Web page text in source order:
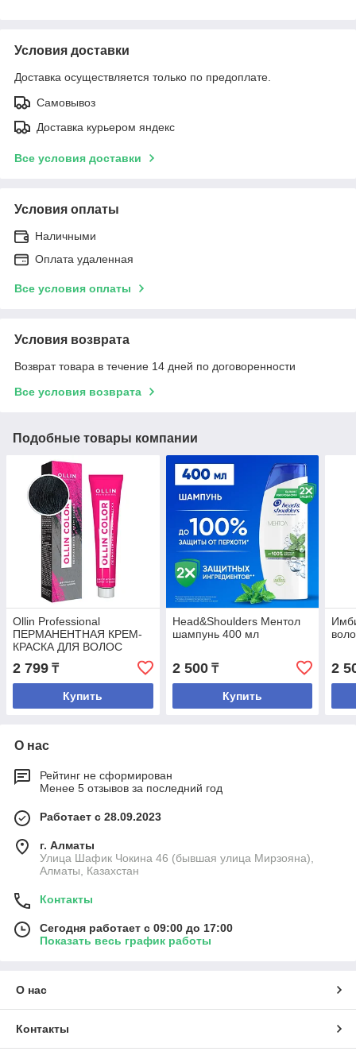
Условия доставки
Доставка осуществляется только по предоплате.
Самовывоз
Доставка курьером яндекс
Все условия доставки
Условия оплаты
Наличными
Оплата удаленная
Все условия оплаты
Условия возврата
Возврат товара в течение 14 дней по договоренности
Все условия возврата
Подобные товары компании
Ollin Professional
ПЕРМАНЕНТНАЯ КРЕМ-
КРАСКА ДЛЯ ВОЛОС
COLOR (1/0 ИССИНЯ-
ЧЕРНЫЙ) 100мл.
2 799 ₸
Купить
Head&Shoulders Ментол
шампунь 400 мл
2 500₸
Купить
2
О нас
Рейтинг не сформирован
Менее 5 отзывов за последний год
Работает с 28.09.2023
г. Алматы
Улица Шафик Чокина 46 (бывшая улица Мирзояна),
Алматы, Казахстан
Контакты
Сегодня работает с 09:00 до 17:00
Показать весь график работы
О нас
Контакты